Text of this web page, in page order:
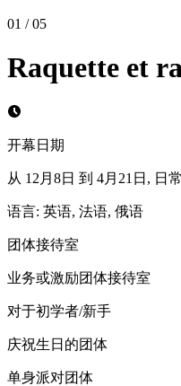
01 /05
Raquette et
开幕日期
从 12月8日 到 4月21日, 日
语言: 英语, 法语, 俄语
团体接待室
业务或激励团体接待室
对于初学者/新手
庆祝生日的团体
单身派对团体